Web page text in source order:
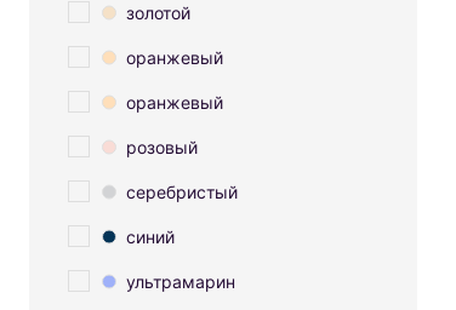
золотой
оранжевый
оранжевый
розовый
серебристый
синий
ультрамарин